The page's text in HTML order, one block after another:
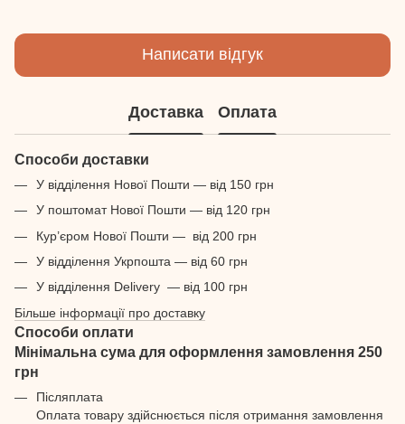
Написати відгук
Доставка Оплата
Способи доставки
У відділення Нової Пошти — від 150 грн
У поштомат Нової Пошти — від 120 грн
Кур’єром Нової Пошти — від 200 грн
У відділення Укрпошта — від 60 грн
У відділення Delivery — від 100 грн
Більше інформації про доставку
Способи оплати
Мінімальна сума для оформлення замовлення 250
грн
Післяплата
Оплата товару здійснюється після отримання замовлення